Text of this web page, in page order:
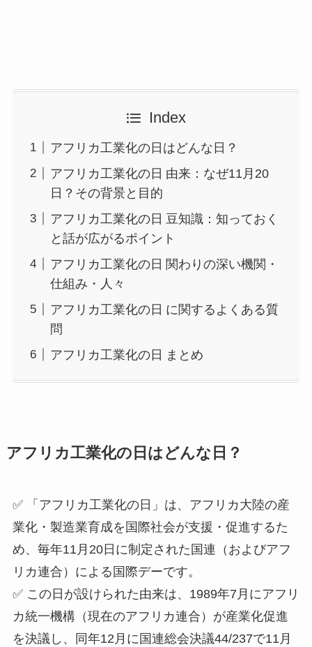
Index
アフリカ工業化の日はどんな日？
アフリカ工業化の日 由来：なぜ11月20
日？その背景と目的
アフリカ工業化の日 豆知識：知っておく
と話が広がるポイント
アフリカ工業化の日 関わりの深い機関・
仕組み・人々
アフリカ工業化の日 に関するよくある質
問
アフリカ工業化の日 まとめ
アフリカ工業化の日はどんな日？
✅ 「アフリカ工業化の日」は、アフリカ大陸の産
業化・製造業育成を国際社会が支援・促進するた
め、毎年11月20日に制定された国連（およびアフ
リカ連合）による国際デーです。
✅ この日が設けられた由来は、1989年7月にアフリ
カ統一機構（現在のアフリカ連合）が産業化促進
を決議し、同年12月に国連総会決議44/237で11月